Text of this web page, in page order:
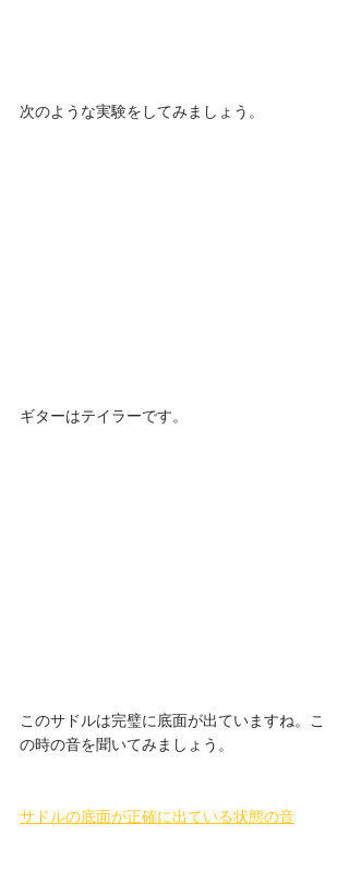
次のような実験をしてみましょう。
ギターはテイラーです。
このサドルは完璧に底面が出ていますね。こ
の時の音を聞いてみましょう。
サドルの底面が正確に出ている状態の音